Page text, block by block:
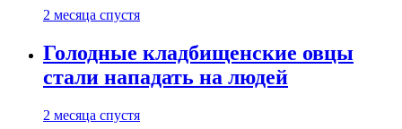
2 месяца спустя
Голодные кладбищенские овцы
стали нападать на людей
2 месяца спустя